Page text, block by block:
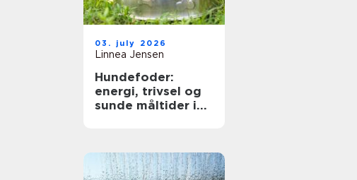
03. july 2026
Linnea Jensen
Hundefoder:
energi, trivsel og
sunde måltider i